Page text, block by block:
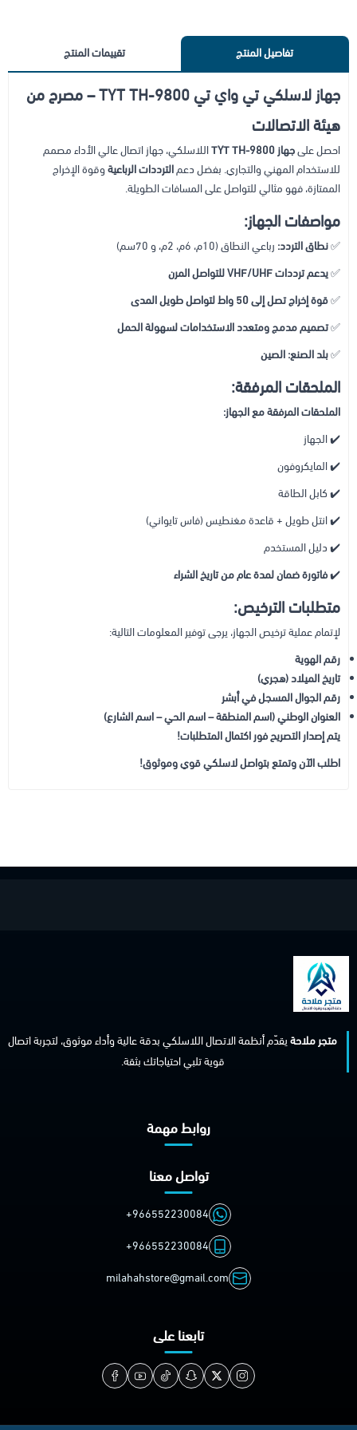
تفاصيل المنتج تقييمات المنتج
جهاز لاسلكي تي واي تي TYT TH-9800 – مصرح من
هيئة الاتصالات
احصل علىجهاز TYT TH-9800
اللاسلكي، جهاز اتصال عالي الأداء مصمم
للاستخدام المهني والتجاري. بفضل دعمالترددات الرباعيةوقوة الإخراج
الممتازة، فهو مثالي للتواصل على المسافات الطويلة.
مواصفات الجهاز:
✅نطاق التردد:رباعي النطاق (10م، 6م، 2م، و 70سم)
✅يدعم ترددات VHF/UHF للتواصل المرن
✅قوة إخراج تصل إلى 50 واط لتواصل طويل المدى
✅تصميم مدمج ومتعدد الاستخدامات لسهولة الحمل
✅بلد الصنع: الصين
الملحقات المرفقة:
الملحقات المرفقة مع الجهاز:
✔️ الجهاز
✔️ المايكروفون
✔️ كابل الطاقة
✔️ انتل طويل + قاعدة مغنطيس (فاس تايواني)
✔️ دليل المستخدم
✔️فاتورة ضمان لمدة عام من تاريخ الشراء
متطلبات الترخيص:
لإتمام عملية ترخيص الجهاز، يرجى توفير المعلومات التالية:
رقم الهوية
تاريخ الميلاد (هجري)
رقم الجوال المسجل في أبشر
العنوان الوطني (اسم المنطقة – اسم الحي – اسم الشارع)
يتم إصدار التصريح فور اكتمال المتطلبات!
اطلب الآن وتمتع بتواصل لاسلكي قوي وموثوق!
متجر ملاحةيقدّم أنظمة الاتصال اللاسلكي بدقة عالية وأداء موثوق، لتجربة اتصال
قوية تلبي احتياجاتك بثقة.
روابط مهمة
تواصل معنا
+966552230084
+966552230084
milahahstore@gmail.com
تابعنا على